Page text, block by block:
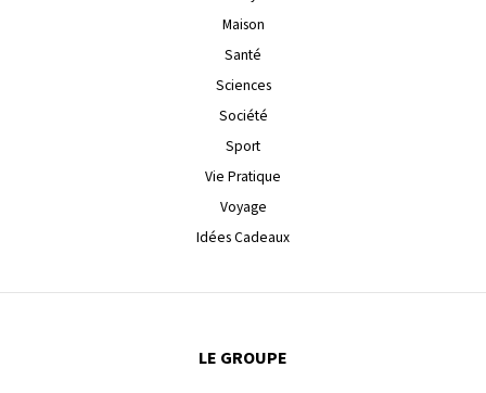
Maison
Santé
Sciences
Société
Sport
Vie Pratique
Voyage
Idées Cadeaux
LE GROUPE